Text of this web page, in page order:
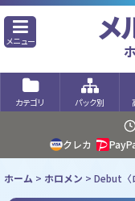
メニュー メ
カテゴリ パック別
クレカ
ホーム > ホロメン > Debut〈